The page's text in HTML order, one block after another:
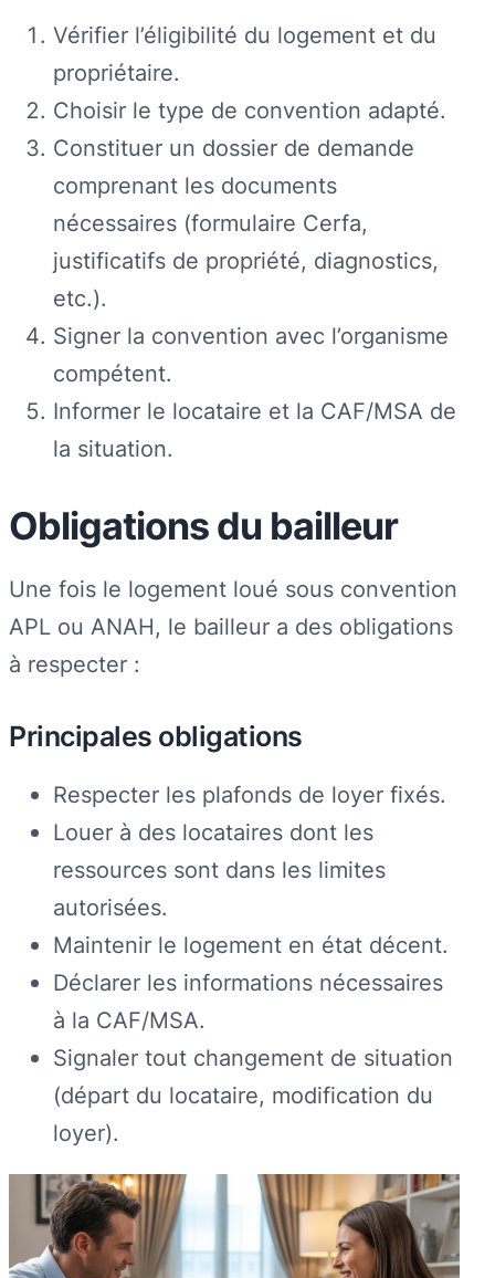
Vérifier l’éligibilité du logement et du
propriétaire.
Choisir le type de convention adapté.
Constituer un dossier de demande
comprenant les documents
nécessaires (formulaire Cerfa,
justificatifs de propriété, diagnostics,
etc.).
Signer la convention avec l’organisme
compétent.
Informer le locataire et la CAF/MSA de
la situation.
Obligations du bailleur
Une fois le logement loué sous convention
APL ou ANAH, le bailleur a des obligations
à respecter :
Principales obligations
Respecter les plafonds de loyer fixés.
Louer à des locataires dont les
ressources sont dans les limites
autorisées.
Maintenir le logement en état décent.
Déclarer les informations nécessaires
à la CAF/MSA.
Signaler tout changement de situation
(départ du locataire, modification du
loyer).